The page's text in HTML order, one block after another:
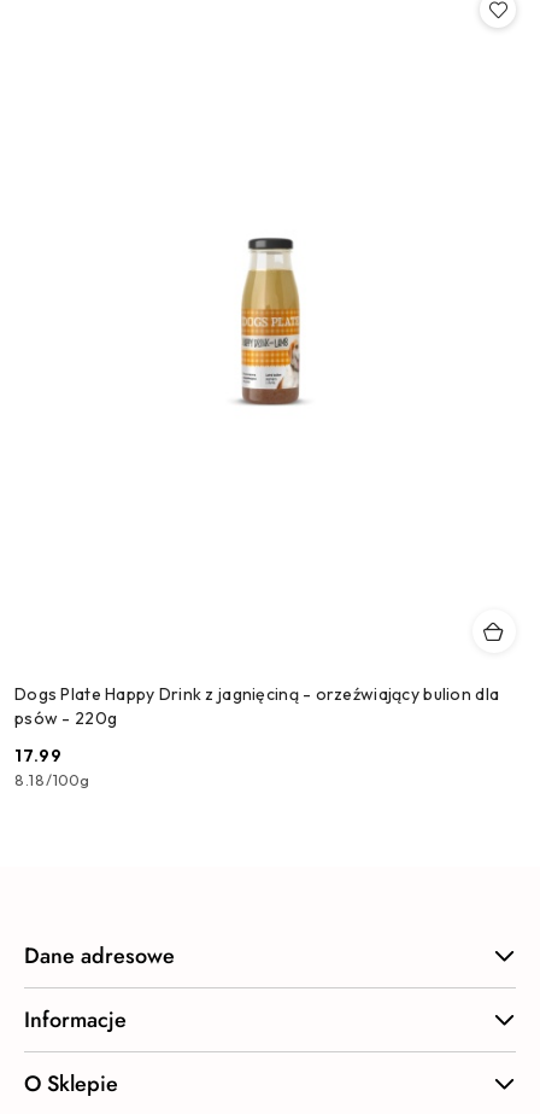
Dogs Plate Happy Drink z jagnięciną - orzeźwiający bulion dla
psów - 220g
Cena:
17.99
8.18/100g
Dane adresowe
Informacje
O Sklepie